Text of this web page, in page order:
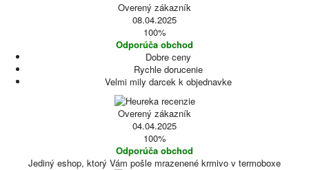
Overený zákazník
08.04.2025
100%
Odporúča obchod
Dobre ceny
Rychle dorucenie
Velmi mily darcek k objednavke
Overený zákazník
04.04.2025
100%
Odporúča obchod
Jediný eshop, ktorý Vám pošle mrazenené krmivo v termoboxe